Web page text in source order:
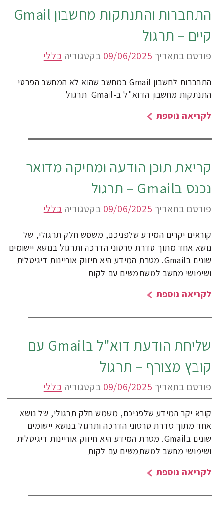
התחברות והתנתקות מחשבון Gmail
קיים – תרגול
פורסם בתאריך 09/06/2025 בקטגוריה כללי
התחברות לחשבון Gmail במחשב שהוא לא המחשב הפרטי
התנתקות מחשבון הדוא"ל ב-Gmail תרגול
לקריאה נוספת
קריאת תוכן הודעה ומחיקה מדואר
נכנס בGmail – תרגול
פורסם בתאריך 09/06/2025 בקטגוריה כללי
קוראים יקרים המידע שלפניכם, משמש חלק תרגולי, של
נושא אחד מתוך סדרת סרטוני הדרכה ותרגול בנושא יישומים
שונים בGmail. מטרת המידע היא חיזוק אוריינות דיגיטלית
ושימושי מחשב למשתמשים עם לקות
לקריאה נוספת
שליחת הודעת דוא"ל בGmail עם
קובץ מצורף – תרגול
פורסם בתאריך 09/06/2025 בקטגוריה כללי
קורא יקר המידע שלפניכם, משמש חלק תרגולי, של נושא
אחד מתוך סדרת סרטוני הדרכה ותרגול בנושא יישומים
שונים בGmail. מטרת המידע היא חיזוק אוריינות דיגיטלית
ושימושי מחשב למשתמשים עם לקות
לקריאה נוספת